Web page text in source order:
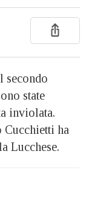
secondo
state
inviolata.
ha
Lucchese.